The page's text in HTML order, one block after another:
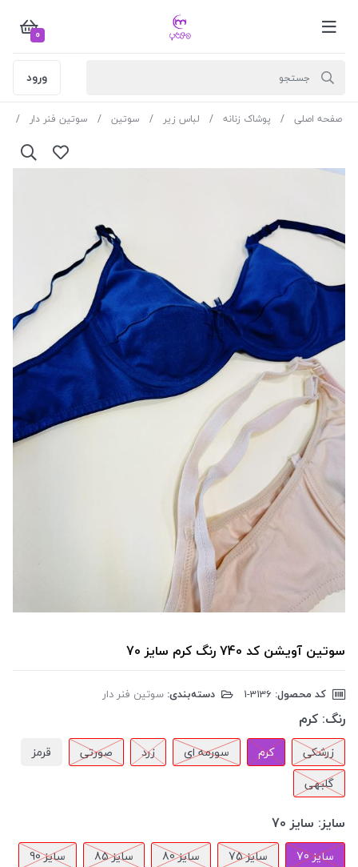
0
ورود
صفحه اصلی پوشاک زنانه لباس زیر سوتین سوتین فنر دار
سوتین آویشن کد 740 رنگ کرم سایز 70
کد محصول: دسته‌بندی: سوتین فنر دار
رنگ: کرم
زرشکی کرم سورمه ای زرد صورتی
قرمز
گلبهی
سایز: سایز 70
سایز 70 سایز 75 سایز 80 سایز 85 سایز 90